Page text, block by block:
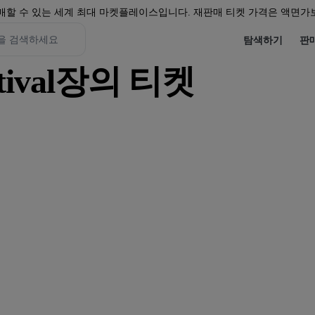
할 수 있는 세계 최대 마켓플레이스입니다. 재판매 티켓 가격은 액면가
탐색하기 판
장의 티켓